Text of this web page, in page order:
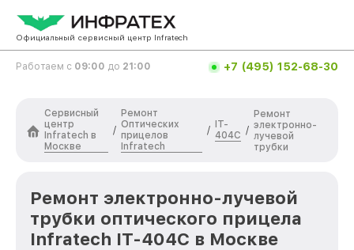
Официальный сервисный центр Infratech
Работаем с 09:00 до 21:00 +7 (495) 152-68-30
Сервисный
центр
Infratech в
Москве
/
Ремонт
Оптических
прицелов
Infratech
/
IT-
404C /
Ремонт
электронно-
лучевой
трубки
Ремонт электронно-лучевой
трубки оптического прицела
Infratech IT-404C в Москве